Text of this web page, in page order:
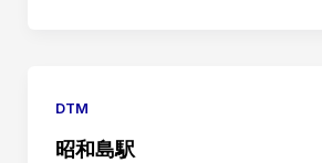
DTM
昭和島駅